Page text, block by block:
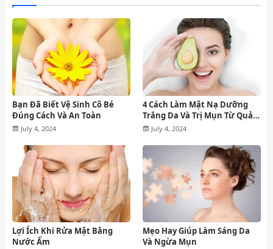
Bạn Đã Biết Vệ Sinh Cô Bé
Đúng Cách Và An Toàn
July 4, 2024
4 Cách Làm Mặt Nạ Dưỡng
Trắng Da Và Trị Mụn Từ Quả
BơJuly 4, 2024
Lợi Ích Khi Rửa Mặt Bằng
Nước Ấm
Mẹo Hay Giúp Làm Sáng Da
Và Ngừa Mụn